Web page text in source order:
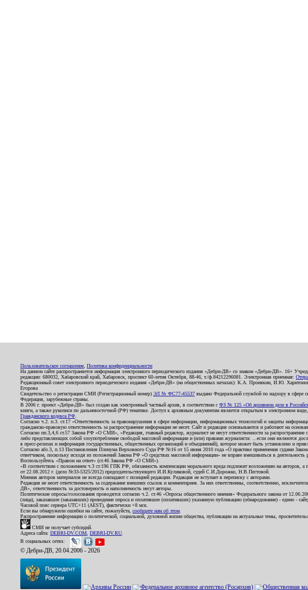
Пользовательское соглашение Политика конфиденциальности
На данном сайте распространяется информация электронного периодического издания «Дебри-ДВ» со знаком «Дебри-ДВ». 16+
редакции: 680032, Хабаровский край, Хабаровск, проспект 60-летия Октября, 88-46, т./ф.84212296081. Электронная приемная:
Редакционный совет электронного периодического издания «Дебри-ДВ» (на общественных началах): К.А. Пронякин,
Егорова
Свидетельство о регистрации СМИ (Регистрационный номер) ЭЛ № ФС77-45537 выдано Федеральной службой по надзору в сфере
Федерация, зарубежные страны.
В 2006 г. проект «Дебри-ДВ» был создан как электронный частный архив, в соответствии с ФЗ № 125 «Об архивном деле в
книги, а также рукописи по дальневосточной (РФ) тематике. Доступ к архивным документам является открытым в электронном
Гражданского кодекса РФ
Согласно ч.2. п.3. ст.17 «Ответственность за правонарушения в сфере информации, информационных технологий и защиты
гражданско-правовую ответственность за распространение информации не несет. Сайт и редакция основываются и работают на
Согласно пп.3,4,6 ст.57 Закона РФ «О СМИ», «Редакция, главный редактор, журналист не несут ответственности за
либо представляющих собой злоупотребление свободой массовой информации и (или) правами журналиста: ...если они являются
в пресс-релизах и информация государственных, общественных организаций и объединений), которое может быть установлено и
Согласно абз.3, п.13 Постановления Пленума Верховного Суда РФ №16 от 15 июня 2010 года «О практике применения судами
ответчиком, поскольку исходя из положений Закона РФ «О средствах массовой информации» не вправе вмешиваться в деятельность
Воспользуйтесь «Правом на ответ» (ст.46 Закона РФ «О СМИ»).
«В соответствии с положением ч.3 ст.196 ГПК РФ, обязанность компенсации морального вреда подлежит возложению на авторов,
от 22.08.2012 г. (дело №33-5325/2012) председательствующего И.И.Куликовой, судей С.И.Дорожко, Н.В.Пестовой.
Мнения авторов материалов не всегда совпадают с позицией редакции. Редакция не вступает в переписку с авторами.
Редакция не несет ответственность за содержание внешних ссылок и комментариев. За них ответственны, соответственно,
ДВ», ответственность за достоверность и наполняемость несут авторы.
Политические опросы/голосования проводятся согласно ч.2. ст.46 «Опросы общественного мнения» Федерального закона от
(лица), заказавшее (заказавших) проведение опроса и оплатившее (оплативших) указанную публикацию (обнародование) - едино -
Часовой пояс сервера UTC+11 (AEST), фактически +8 мск.
Если вы обнаружили ошибки на сайте, пожалуйста, сообщите нам об этом
Распространение информации о политической, социальной, духовной жизни общества, публикации на актуальные темы,
СМИ не получает субсидий.
Адреса сайта: DEBRI-DV.COM DEBRI-DV.RU
В социальных сетях:
© Дебри-ДВ, 20.04.2006 - 2026